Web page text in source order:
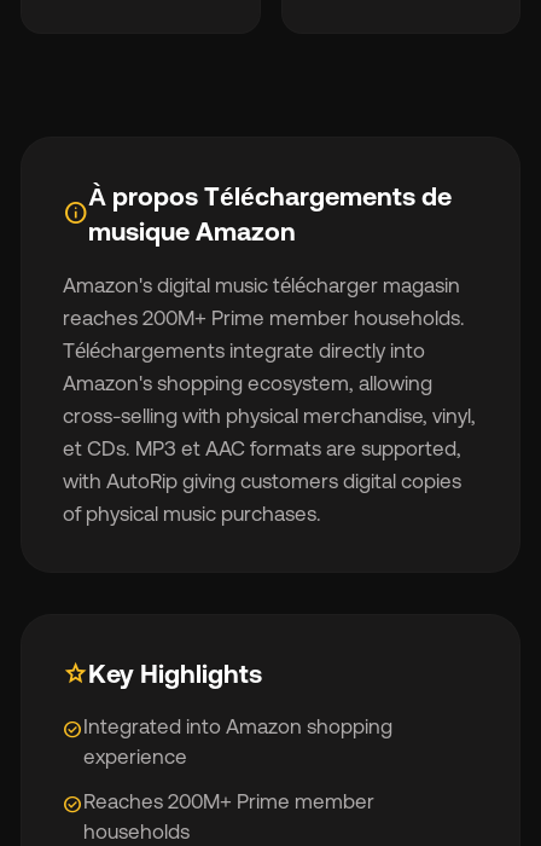
info
À propos Téléchargements de
musique Amazon
Amazon's digital music télécharger magasin
reaches 200M+ Prime member households.
Téléchargements integrate directly into
Amazon's shopping ecosystem, allowing
cross-selling with physical merchandise, vinyl,
et CDs. MP3 et AAC formats are supported,
with AutoRip giving customers digital copies
of physical music purchases.
starKey Highlights
check_circleIntegrated into Amazon shopping
experience
check_circleReaches 200M+ Prime member
households